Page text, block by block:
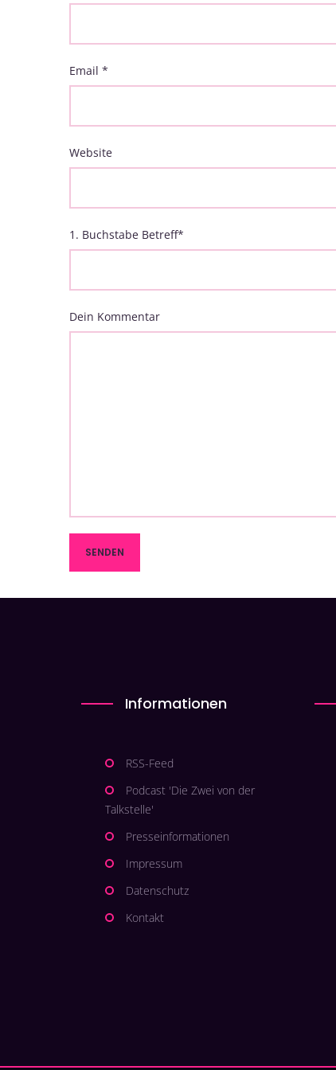
Email *
Website
1. Buchstabe Betreff*
Dein Kommentar
Informationen
RSS-Feed
Podcast 'Die Zwei von der
Talkstelle'
Presseinformationen
Impressum
Datenschutz
Kontakt